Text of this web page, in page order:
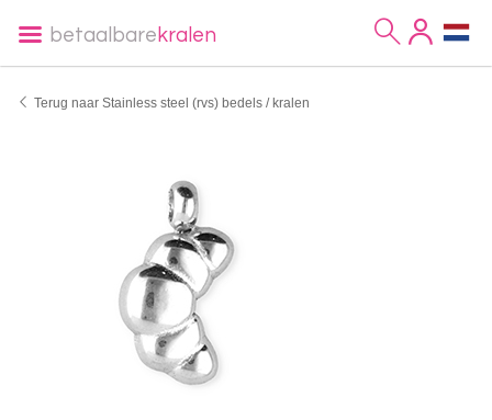
betaalbare kralen
Terug naar Stainless steel (rvs) bedels / kralen